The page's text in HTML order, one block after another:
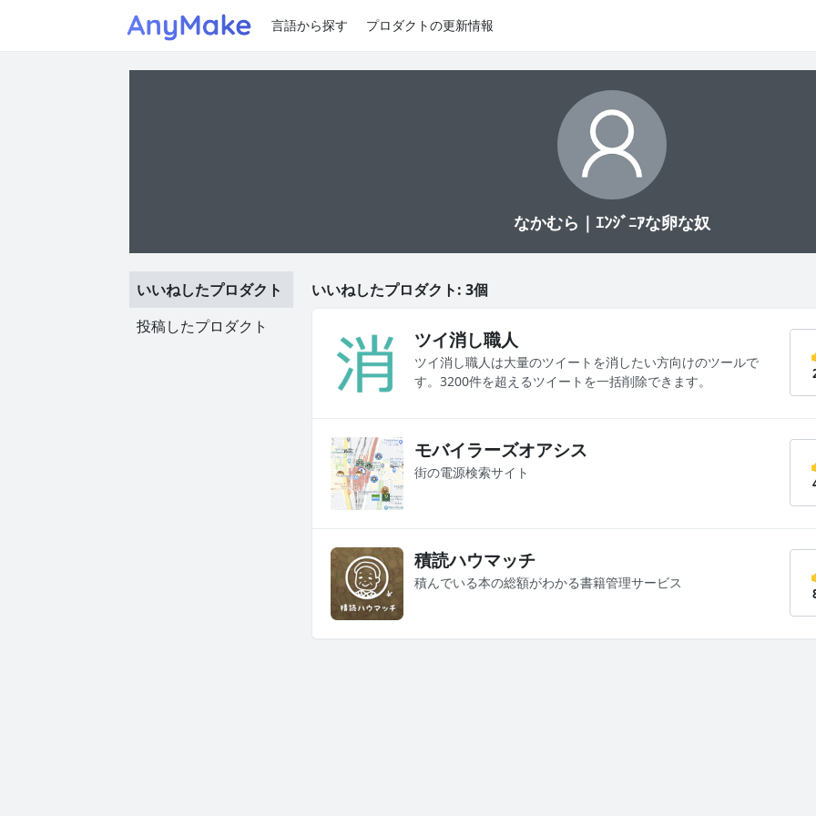
言語から探す プロダクトの更新情報
なかむら｜ｴﾝｼﾞﾆｱな卵な奴
いいねしたプロダクト
投稿したプロダクト
いいねしたプロダクト: 3個
ツイ消し職人
ツイ消し職人は大量のツイートを消したい方向けのツールで
す。3200件を超えるツイートを一括削除できます。
モバイラーズオアシス
街の電源検索サイト
積読ハウマッチ
積んでいる本の総額がわかる書籍管理サービス